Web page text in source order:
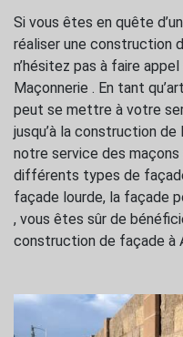
Si vous êtes en quête
réaliser une construction
n’hésitez pas à faire
Maçonnerie . En tant
peut se mettre à votre
jusqu’à la construction de
notre service des
différents types de
façade lourde, la façade
, vous êtes sûr de
construction de façade à